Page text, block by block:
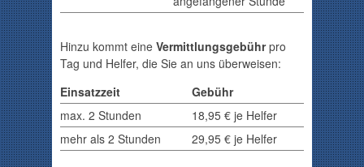
Hinzu kommt eine Vermittlungsgebührpro
Tag und Helfer, die Sie an uns überweisen:
Einsatzzeit
Gebühr
max. 2 Stunden
18,95 € je Helfer
mehr als 2 Stunden
29,95 € je Helfer